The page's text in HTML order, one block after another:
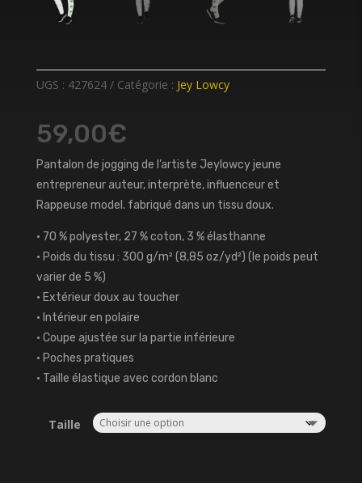
UGS : 427624 Catégorie : Jey Lowcy
59,00€
Pantalon de jogging de l’artiste Jeylowcy jeune
entrepreneur auteur, interprète, influenceur et
Rappeuse model. fabriqué dans un tissu doux.
• 70 % polyester, 27 % coton, 3 % élasthanne
• Poids du tissu : 300 g/m² (8,85 oz/yd²) (le poids peut
varier de 5 %)
• Extérieur doux au toucher
• Intérieur en polaire
• Coupe ajustée sur la partie inférieure
• Poches pratiques
• Taille élastique avec cordon blanc
Taille